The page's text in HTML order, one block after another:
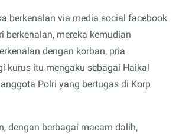
berkenalan via media social facebook
berkenalan, mereka kemudian
dengan korban, pria
kurus itu mengaku sebagai Haikal
Polri yang bertugas di Korp
dengan berbagai macam dalih,